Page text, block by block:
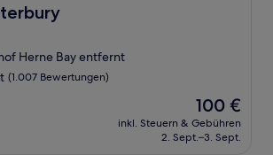
Herne Bay entfernt
(1.007 Bewertungen)
Der
Preis
beträgt
100 €
inkl. Steuern & Gebühren
2. Sept.–3. Sept.